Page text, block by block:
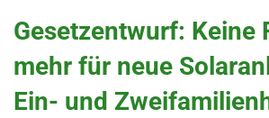
Gesetzentwurf: Keine
mehr für neue
Ein- und